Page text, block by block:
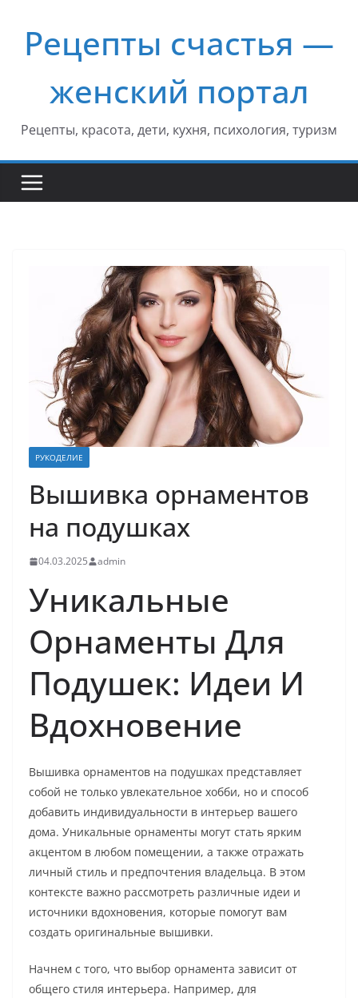
содержимому
Рецепты счастья —
женский портал
Рецепты, красота, дети, кухня, психология, туризм
РУКОДЕЛИЕ
Вышивка орнаментов
на подушках
04.03.2025 admin
Уникальные
Орнаменты Для
Подушек: Идеи И
Вдохновение
Вышивка орнаментов на подушках представляет
собой не только увлекательное хобби, но и способ
добавить индивидуальности в интерьер вашего
дома. Уникальные орнаменты могут стать ярким
акцентом в любом помещении, а также отражать
личный стиль и предпочтения владельца. В этом
контексте важно рассмотреть различные идеи и
источники вдохновения, которые помогут вам
создать оригинальные вышивки.
Начнем с того, что выбор орнамента зависит от
общего стиля интерьера. Например, для